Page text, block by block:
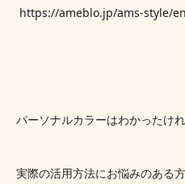
https://ameblo.jp/ams-style/
パーソナルカラーはわかったけ
実際の活用方法にお悩みのある方